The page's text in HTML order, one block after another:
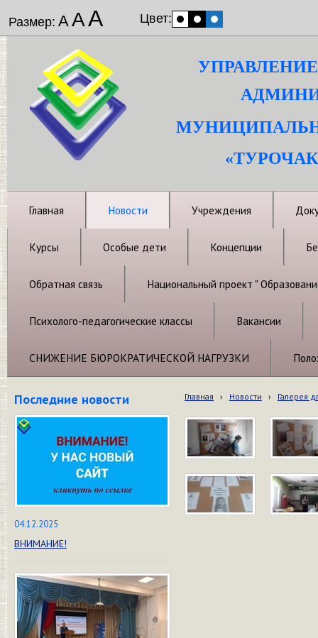
Размер: ААА Цвет:
Главная Новости Учреждения
Курсы Особые дети Концепции
Обратная связь Национальный проект "
Психолого-педагогические классы Вакансии
СНИЖЕНИЕ БЮРОКРАТИЧЕСКОЙ НАГРУЗКИ
Последние новости
04.12.2025
ВНИМАНИЕ!
Главная › Новости › Галерея